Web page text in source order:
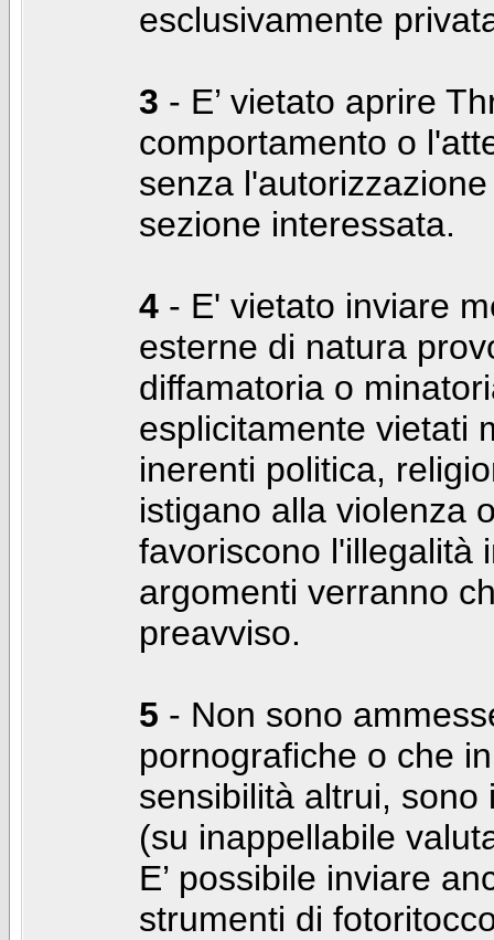
esclusivamente
3 - E’ vietato aprire
comportamento o
senza
sezione interessata.
4 - E' vietato inviare
esterne di natura
diffamatoria o
esplicitamente vietati
inerenti politica,
istigano alla violenza
favoriscono l'illegalità
argomenti verranno
preavviso.
5 - Non sono
pornografiche o che
sensibilità altrui,
(su inappellabile
E’ possibile inviare
strumenti di